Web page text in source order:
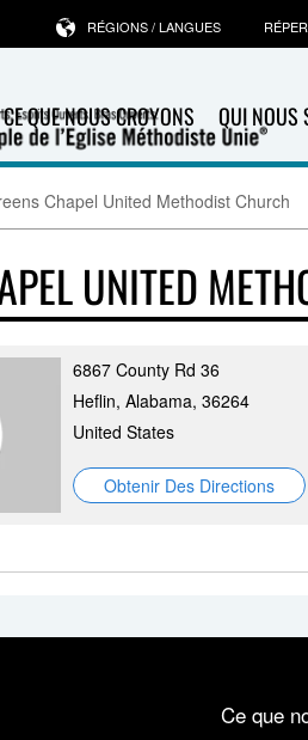
CE QUE NOUS CROYONS QUI NOUS
RÉGIONS / LANGUES
Chapel United Methodist Church
UNITED
6867 County Rd 36
Heflin, Alabama, 36264
United States
Obtenir Des Directions
Ce que